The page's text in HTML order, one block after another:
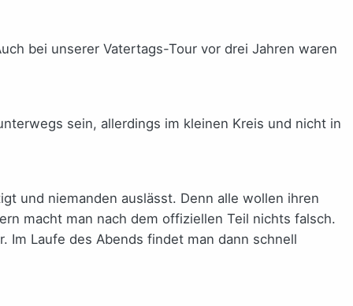
bei unserer Vatertags-Tour vor drei Jahren waren
sein, allerdings im kleinen Kreis und nicht in
und niemanden auslässt. Denn alle wollen ihren
macht man nach dem offiziellen Teil nichts falsch.
Im Laufe des Abends findet man dann schnell